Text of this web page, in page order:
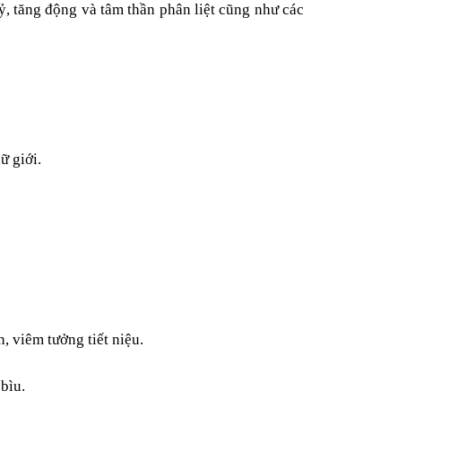
tăng động và tâm thần phân liệt cũng như các
giới.
viêm tưởng tiết niệu.